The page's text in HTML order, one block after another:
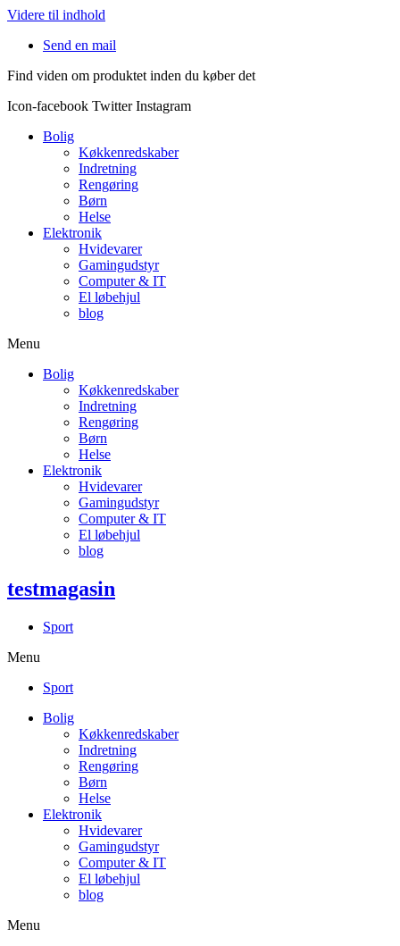
Videre til indhold
Send en mail
Find viden om produktet inden du køber det
Icon-facebook Twitter Instagram
Bolig
Køkkenredskaber
Indretning
Rengøring
Børn
Helse
Elektronik
Hvidevarer
Gamingudstyr
Computer & IT
El løbehjul
blog
Menu
Bolig
Køkkenredskaber
Indretning
Rengøring
Børn
Helse
Elektronik
Hvidevarer
Gamingudstyr
Computer & IT
El løbehjul
blog
testmagasin
Sport
Menu
Sport
Bolig
Køkkenredskaber
Indretning
Rengøring
Børn
Helse
Elektronik
Hvidevarer
Gamingudstyr
Computer & IT
El løbehjul
blog
Menu